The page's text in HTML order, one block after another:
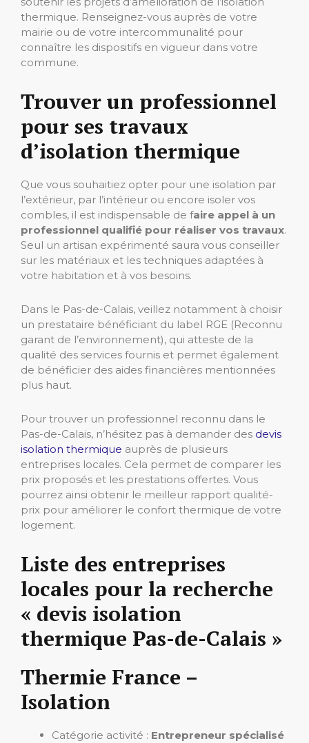
thermique. Renseignez-vous auprès de votre
mairie ou de votre intercommunalité pour
connaître les dispositifs en vigueur dans votre
commune.
Trouver un professionnel
pour ses travaux
d’isolation thermique
Que vous souhaitiez opter pour une isolation par
l’extérieur, par l’intérieur ou encore isoler vos
combles, il est indispensable de faire appel à un
professionnel qualifié pour réaliser vos travaux.
Seul un artisan expérimenté saura vous conseiller
sur les matériaux et les techniques adaptées à
votre habitation et à vos besoins.
Dans le Pas-de-Calais, veillez notamment à choisir
un prestataire bénéficiant du label RGE (Reconnu
garant de l’environnement), qui atteste de la
qualité des services fournis et permet également
de bénéficier des aides financières mentionnées
plus haut.
Pour trouver un professionnel reconnu dans le
Pas-de-Calais, n’hésitez pas à demander des devis
isolation thermique auprès de plusieurs
entreprises locales. Cela permet de comparer les
prix proposés et les prestations offertes. Vous
pourrez ainsi obtenir le meilleur rapport qualité-
prix pour améliorer le confort thermique de votre
logement.
Liste des entreprises
locales pour la recherche
« devis isolation
thermique Pas-de-Calais »
Thermie France –
Isolation
Catégorie activité : Entrepreneur spécialisé